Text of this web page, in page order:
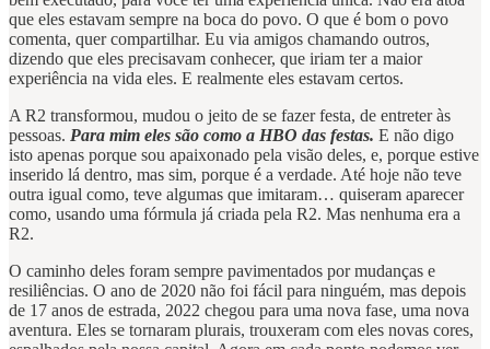
que eles estavam sempre na boca do povo. O que é bom o povo
comenta, quer compartilhar. Eu via amigos chamando outros,
dizendo que eles precisavam conhecer, que iriam ter a maior
experiência na vida eles. E realmente eles estavam certos.
A R2 transformou, mudou o jeito de se fazer festa, de entreter às
pessoas. Para mim eles são como a HBO das festas. E não digo
isto apenas porque sou apaixonado pela visão deles, e, porque estive
inserido lá dentro, mas sim, porque é a verdade. Até hoje não teve
outra igual como, teve algumas que imitaram… quiseram aparecer
como, usando uma fórmula já criada pela R2. Mas nenhuma era a
R2.
O caminho deles foram sempre pavimentados por mudanças e
resiliências. O ano de 2020 não foi fácil para ninguém, mas depois
de 17 anos de estrada, 2022 chegou para uma nova fase, uma nova
aventura. Eles se tornaram plurais, trouxeram com eles novas cores,